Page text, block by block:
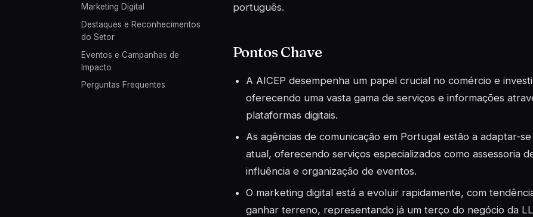
Marketing Digital
Destaques e Reconhecimentos
do Setor
Eventos e Campanhas de
Impacto
Perguntas Frequentes
português.
Pontos Chave
A AICEP desempenha um papel crucial no comércio e
oferecendo uma vasta gama de serviços e informações
plataformas digitais.
As agências de comunicação em Portugal estão a adaptar-
atual, oferecendo serviços especializados como assessoria
influência e organização de eventos.
O marketing digital está a evoluir rapidamente, com
ganhar terreno, representando já um terço do negócio da